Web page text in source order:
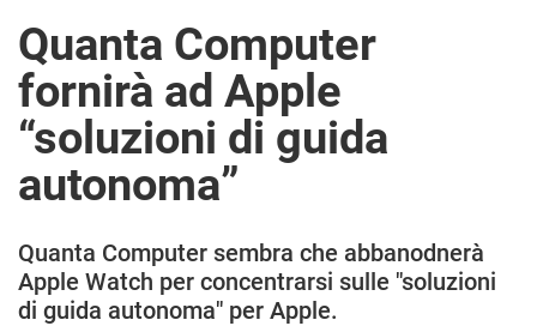
Quanta Computer
fornirà ad Apple
“soluzioni di guida
autonoma”
Quanta Computer sembra che abbanodnerà
Apple Watch per concentrarsi sulle "soluzioni
di guida autonoma" per Apple.